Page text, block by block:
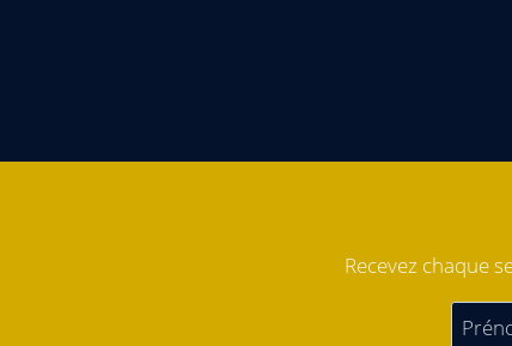
Recevez chaque